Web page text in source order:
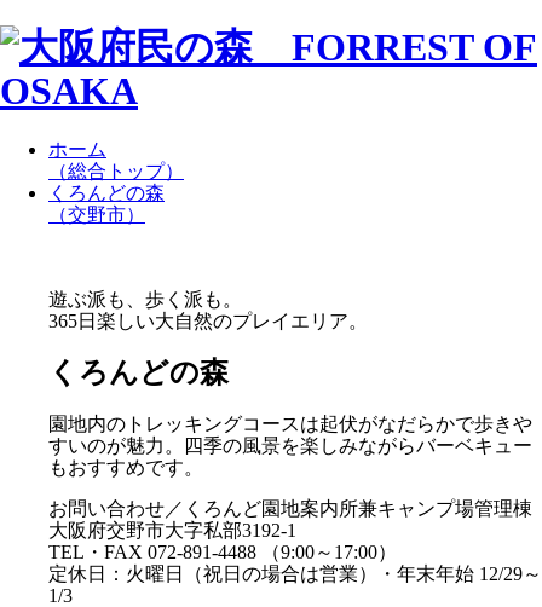
ホーム
（総合トップ）
くろんどの森
（交野市）
遊ぶ派も、歩く派も。
365日楽しい大自然のプレイエリア。
くろんどの森
園地内のトレッキングコースは起伏がなだらかで歩きや
すいのが魅力。四季の風景を楽しみながらバーベキュー
もおすすめです。
お問い合わせ／くろんど園地案内所兼キャンプ場管理棟
大阪府交野市大字私部3192-1
TEL・FAX 072-891-4488 （9:00～17:00）
定休日：火曜日（祝日の場合は営業）・年末年始 12/29～
1/3